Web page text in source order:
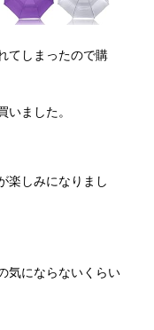
てしまったので購
いました。
楽しみになりまし
気にならないくらい